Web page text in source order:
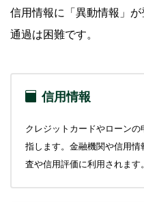
信用情報に「異動情報」
通過は困難です。
信用情報
クレジットカードやローン
指します。金融機関や信用
査や信用評価に利用されます。